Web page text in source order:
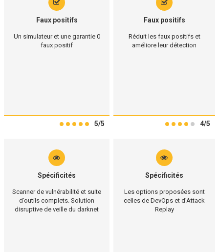
Faux positifs
Un simulateur et une garantie 0
faux positif
5/5
Faux positifs
Réduit les faux positifs et
améliore leur détection
4/5
Spécificités
Scanner de vulnérabilité et suite
d’outils complets. Solution
disruptive de veille du darknet
Spécificités
Les options proposées sont
celles de DevOps et d’Attack
Replay